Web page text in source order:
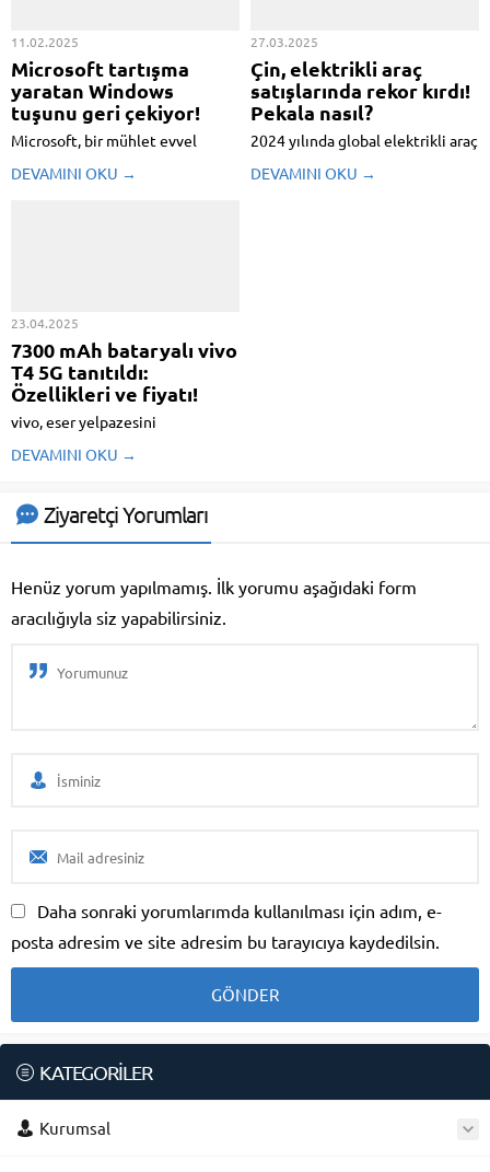
11.02.2025
Microsoft tartışma
yaratan Windows
tuşunu geri çekiyor!
Microsoft, bir mühlet evvel
tuşu ile yaptığı yenilikle
DEVAMINI OKU →
27.03.2025
Çin, elektrikli araç
satışlarında rekor kırdı!
Pekala nasıl?
2024 yılında global elektrikli araç
yüzde 25 artarak 17,3 milyon
DEVAMINI OKU →
23.04.2025
7300 mAh bataryalı vivo
T4 5G tanıtıldı:
Özellikleri ve fiyatı!
vivo, eser yelpazesini
devam ediyor. Çinli marka bu
gündemden düşmeyen T4 5G
modelini tanıttı. Pekala, şirketin
vivo...
DEVAMINI OKU →
Ziyaretçi Yorumları
Henüz yorum yapılmamış. İlk yorumu aşağıdaki form
aracılığıyla siz yapabilirsiniz.
Daha sonraki yorumlarımda kullanılması için adım, e-
posta adresim ve site adresim bu tarayıcıya kaydedilsin.
KATEGORİLER
Kurumsal